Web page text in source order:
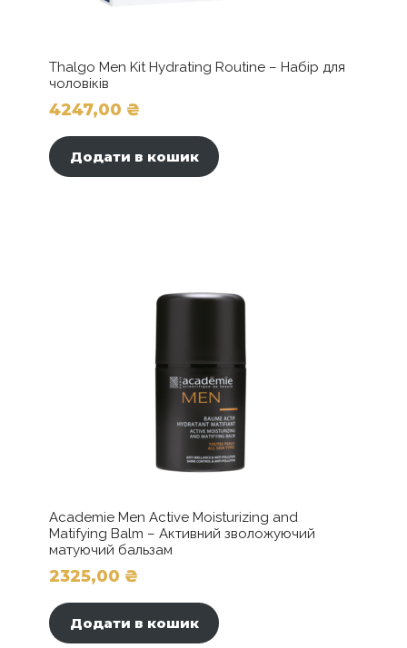
Thalgo Men Kit Hydrating Routine – Набір для
чоловіків
4247,00 ₴
Додати в кошик
Academie Men Active Moisturizing and
Matifying Balm – Активний зволожуючий
матуючий бальзам
2325,00 ₴
Додати в кошик